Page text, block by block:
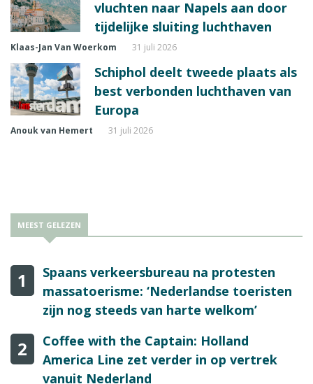
vluchten naar Napels aan door
tijdelijke sluiting luchthaven
Klaas-Jan Van Woerkom 31 juli 2026
Schiphol deelt tweede plaats als
best verbonden luchthaven van
Europa
Anouk van Hemert 31 juli 2026
MEEST GELEZEN
1
Spaans verkeersbureau na protesten
massatoerisme: ‘Nederlandse toeristen
zijn nog steeds van harte welkom’
2
Coffee with the Captain: Holland
America Line zet verder in op vertrek
vanuit Nederland